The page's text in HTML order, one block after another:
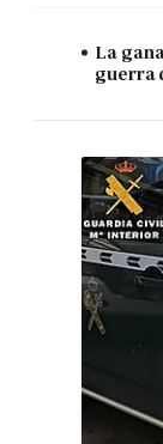
La
guerra